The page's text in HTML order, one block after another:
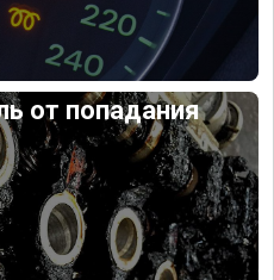
от попадания